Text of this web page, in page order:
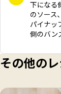
下になる
のソース
パイナッ
側のバン
その他の